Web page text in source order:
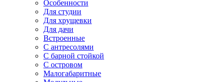
Особенности
Для студии
Для хрущевки
Для дачи
Встроенные
С антресолями
С барной стойкой
С островом
Малогабаритные